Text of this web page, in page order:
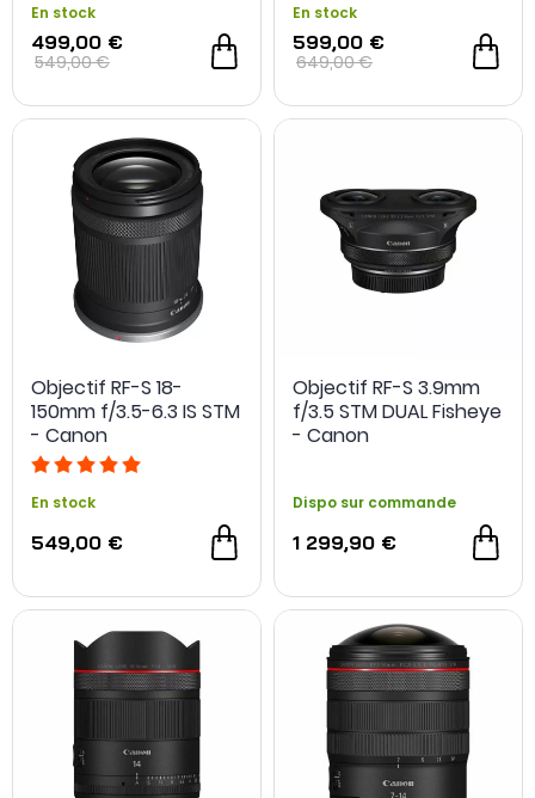
En stock
499,00 €
549,00 €
En stock
599,00 €
649,00 €
Objectif RF-S 18-
150mm f/3.5-6.3 IS STM
- Canon
En stock
549,00 €
Objectif RF-S 3.9mm
f/3.5 STM DUAL Fisheye
- Canon
Dispo sur commande
1 299,90 €